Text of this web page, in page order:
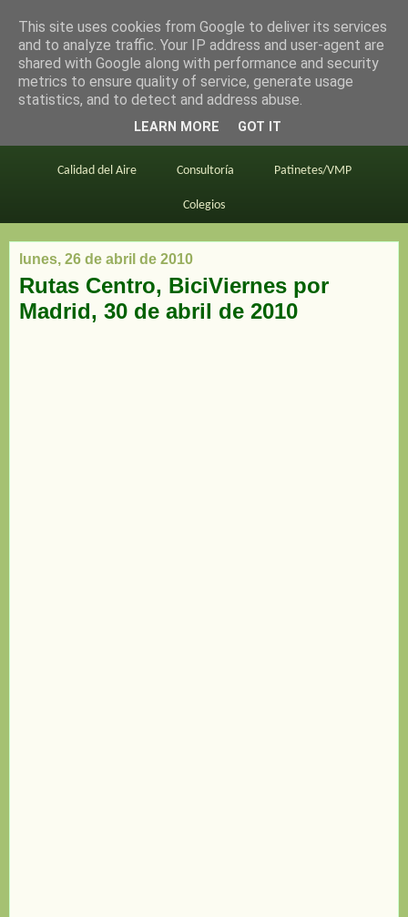
en bici por madrid
Este blog BiciMAD Primeros consejos
Calidad del Aire Consultoría Patinetes/VMP
Colegios
lunes, 26 de abril de 2010
Rutas Centro, BiciViernes por
Madrid, 30 de abril de 2010
This site uses cookies from Google to deliver its services
and to analyze traffic. Your IP address and user-agent are
shared with Google along with performance and security
metrics to ensure quality of service, generate usage
statistics, and to detect and address abuse.
LEARN MORE GOT IT